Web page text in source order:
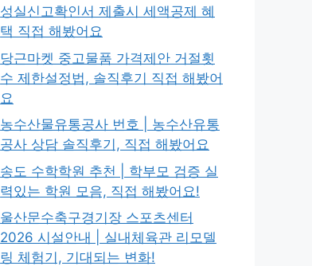
성실신고확인서 제출시 세액공제 혜
택 직접 해봤어요
당근마켓 중고물품 가격제안 거절횟
수 제한설정법, 솔직후기 직접 해봤어
요
농수산물유통공사 번호 | 농수산유통
공사 상담 솔직후기, 직접 해봤어요
송도 수학학원 추천 | 학부모 검증 실
력있는 학원 모음, 직접 해봤어요!
울산문수축구경기장 스포츠센터
2026 시설안내 | 실내체육관 리모델
링 체험기, 기대되는 변화!